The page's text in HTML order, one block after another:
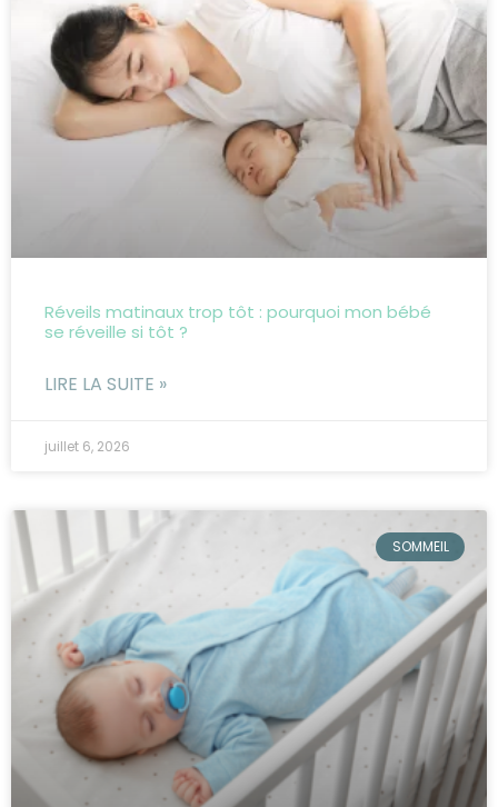
Réveils matinaux trop tôt : pourquoi mon bébé
se réveille si tôt ?
LIRE LA SUITE »
juillet 6, 2026
SOMMEIL